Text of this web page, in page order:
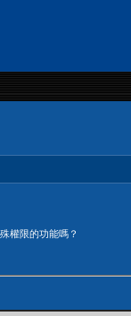
權限的功能嗎？